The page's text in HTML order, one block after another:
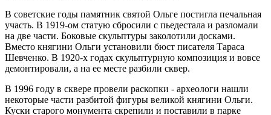
В советские годы памятник святой Ольге постигла печальная
участь. В 1919-ом статую сбросили с пьедестала и разломали
на две части. Боковые скульптуры заколотили досками.
Вместо княгини Ольги установили бюст писателя Тараса
Шевченко. В 1920-х годах скульптурную композиция и вовсе
демонтировали, а на ее месте разбили сквер.
В 1996 году в сквере провели раскопки - археологи нашли
некоторые части разбитой фигуры великой княгини Ольги.
Куски старого монумента скрепили и поставили в парке